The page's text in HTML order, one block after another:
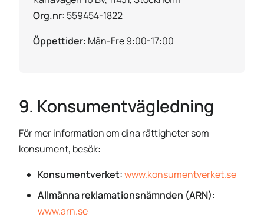
Org.nr: 559454-1822
Öppettider: Mån-Fre 9:00-17:00
9. Konsumentvägledning
För mer information om dina rättigheter som
konsument, besök:
Konsumentverket:www.konsumentverket.se
Allmänna reklamationsnämnden (ARN):
www.arn.se